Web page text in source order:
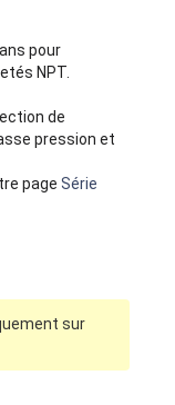
pour
NPT.
de
pression et
pageSérie
sur